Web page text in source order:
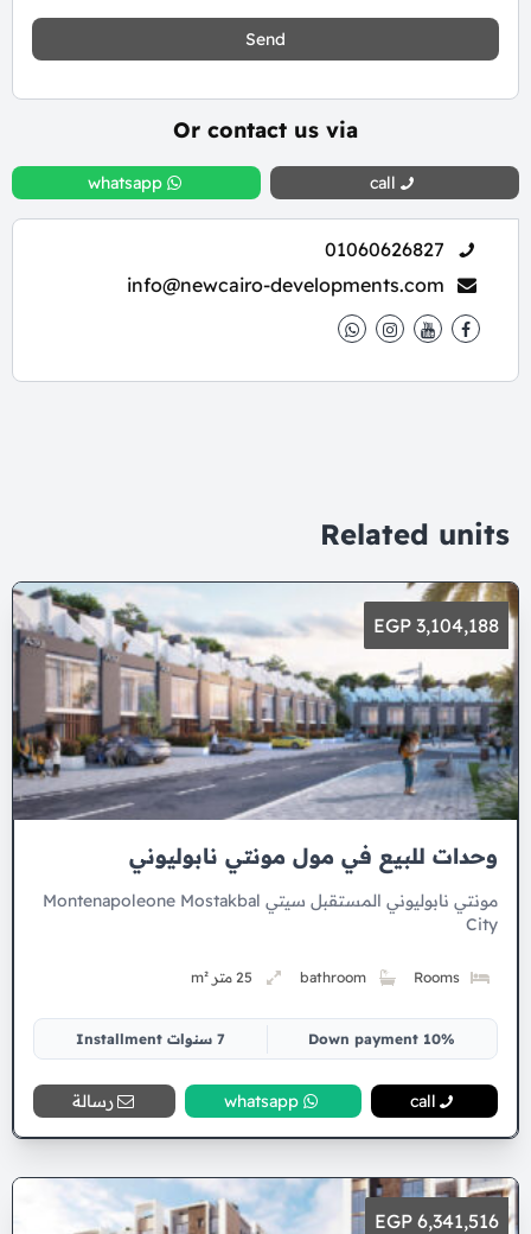
Send
Or contact us via
call
whatsapp
01060626827
info@newcairo-developments.com
Related units
3,104,188 EGP
وحدات للبيع في مول مونتي نابوليوني
مونتي نابوليوني المستقبل سيتي Montenapoleone Mostakbal
City
Rooms
bathroom 25 متر m²
10% Down payment 7 سنوات Installment
call
whatsapp رسالة
6,341,516 EGP